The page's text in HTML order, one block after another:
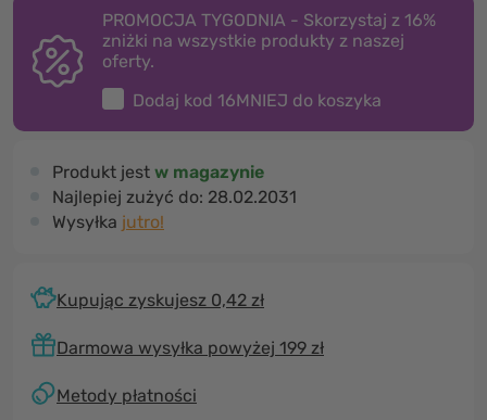
PROMOCJA TYGODNIA - Skorzystaj z 16%
zniżki na wszystkie produkty z naszej
oferty.
Dodaj kod 16MNIEJ do koszyka
Produkt jest w magazynie
Najlepiej zużyć do: 28.02.2031
Wysyłka jutro!
Kupując zyskujesz 0,42 zł
Darmowa wysyłka powyżej 199 zł
Metody płatności